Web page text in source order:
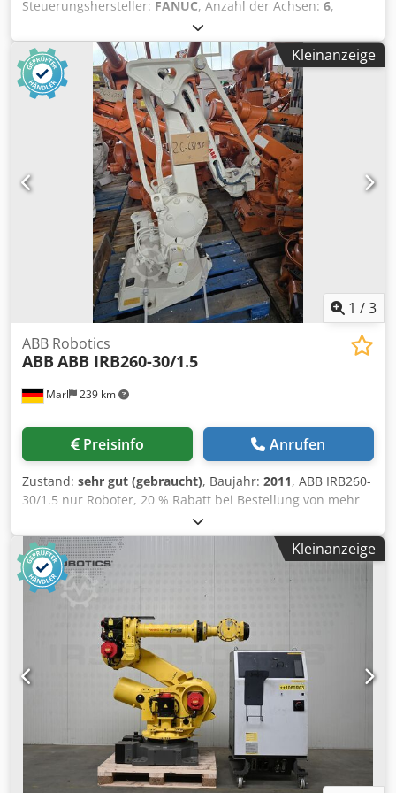
Steuerungshersteller: FANUC, Anzahl der Achsen: 6,
Dieser 6-achsige FANUC ARC Mate 100iC Schweißroboter
wurde im Jahr 2011 hergestellt. Er ist ideal für
Präzisionsschweißaufgaben und bietet eine robuste
Konstruktion und zuverlässige Leistung. Wenn Sie auf der
Suche nach hochwertigen Schweißfunktionen sind, sollten
Sie die FANUC ARC Mate 100iC Maschine in Betracht
ziehen, die wir zum Verkauf anbieten. Kontaktieren Sie uns
für weitere Informationen. Maschinenvorteile Technische
Maschinenvorteile • Nutzlast: 10 kg • Reichweite: 1. 421
mm • Wiederholbarkeit: ±0,08 mm Dedpsyaiyfefx Af Tekr •
Gewicht des roboters: ca. 130 kg • Montage: boden / wand
Kleinanzeige
1 /3
Marl 239 km
ABB Robotics
ABB ABB IRB260-30/1.5
Preisinfo Anrufen
Zustand: sehr gut (gebraucht), Baujahr: 2011, ABB IRB260-
30/1.5 nur Roboter, 20 % Rabatt bei Bestellung von mehr
als 1 Roboter. ENTWICKLUNG DER GSG ROBOTICS
Dodpfxoxq Tvqo Af Tskr Die GSG Robotics GmbH,
gegründet 2005 in Gütersloh, ist seit 2015 in Marl ansässig
und verfügt über ein großzügiges Servicegebiet für
Roboterwartung und -reparatur. Im Laufe der Jahre haben
rund um Industrierobotik und Automatisierungstechnik
entwickelt. Wir sind Full-Service-Anbieter für die beiden
renommierten Roboterhersteller ABB und Fanuc.
Kleinanzeige